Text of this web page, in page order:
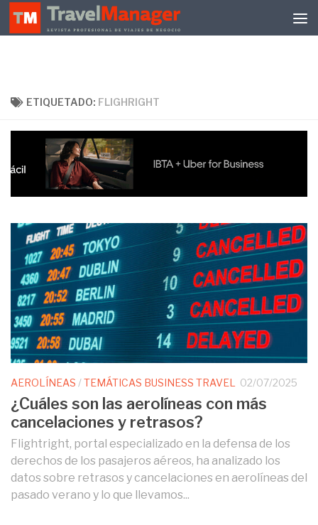
Debajo del contenido
ETIQUETADO: FLIGHRIGHT
AEROLÍNEAS /TEMÁTICAS BUSINESS TRAVEL 02/07/2025
¿Cuáles son las aerolíneas con más
cancelaciones y retrasos?
Flightright, portal especializado en la defensa de los
derechos de los pasajeros aéreos, ha analizado los
datos sobre retrasos y cancelaciones en aerolíneas del
pasado verano y lo que llevamos...